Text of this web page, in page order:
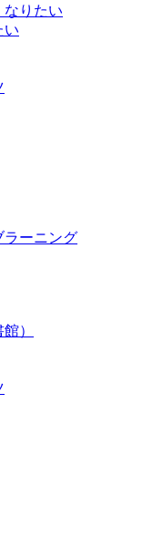
なりたい
い
ラーニング
）